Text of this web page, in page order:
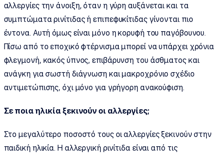
αλλεργίες την άνοιξη, όταν η γύρη αυξάνεται και τα
συμπτώματα ρινίτιδας ή επιπεφυκίτιδας γίνονται πιο
έντονα. Αυτή όμως είναι μόνο η κορυφή του παγόβουνου.
Πίσω από το εποχικό φτέρνισμα μπορεί να υπάρχει χρόνια
φλεγμονή, κακός ύπνος, επιβάρυνση του άσθματος και
ανάγκη για σωστή διάγνωση και μακροχρόνιο σχέδιο
αντιμετώπισης, όχι μόνο για γρήγορη ανακούφιση.
Σε ποια ηλικία ξεκινούν οι αλλεργίες;
Στο μεγαλύτερο ποσοστό τους οι αλλεργίες ξεκινούν στην
παιδική ηλικία. Η αλλεργική ρινίτιδα είναι από τις